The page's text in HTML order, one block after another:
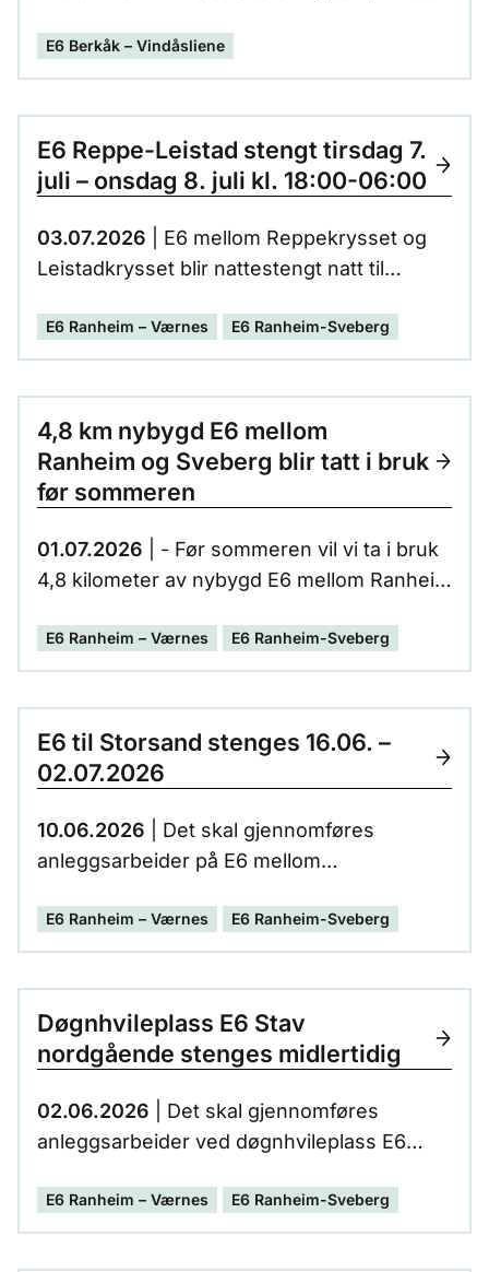
E6 Berkåk – Vindåsliene
E6 Reppe-Leistad stengt tirsdag 7.
juli – onsdag 8. juli kl. 18:00-06:00
03.07.2026 | E6 mellom Reppekrysset og
Leistadkrysset blir nattestengt natt til
om trafikken til nytt kjøremøsnter som tar i
bruk nybygd vei og nytt løp av
Væretunnelen.
E6 Ranheim – Værnes E6 Ranheim-Sveberg
4,8 km nybygd E6 mellom
Ranheim og Sveberg blir tatt i bruk
før sommeren
01.07.2026 | - Før sommeren vil vi ta i bruk
4,8 kilometer av nybygd E6 mellom Ranheim
Austgulen i Nye Veier. - På mange måter er
vi nå på et skille i prosjektet, der mer og
mer av den nye veien blir tatt i bruk.
E6 Ranheim – Værnes E6 Ranheim-Sveberg
E6 til Storsand stenges 16.06. –
02.07.2026
10.06.2026 | Det skal gjennomføres
anleggsarbeider på E6 mellom
må derfor stenges i anleggsperioden.
Alternative kjøreruter til Storsand er fra E6
Leistadkrysset til FV 950 og E6
Hommelvikkrysset til FV 950.
Stengeperioden er 16.06. kl. 20:00 til 02.07.
kl. 06:00.
E6 Ranheim – Værnes E6 Ranheim-Sveberg
Døgnhvileplass E6 Stav
nordgående stenges midlertidig
02.06.2026 | Det skal gjennomføres
anleggsarbeider ved døgnhvileplass E6
døgnhvileplassen må derfor stenges
02.06.2026. I anleggsperioden flyttes
tilbudet midlertidig til E6 Stav sørgående.
E6 Ranheim – Værnes E6 Ranheim-Sveberg